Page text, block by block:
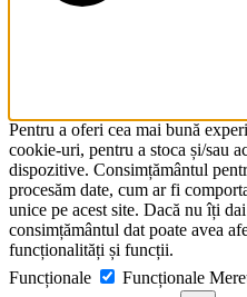
Pentru a oferi cea mai bună
cookie-uri, pentru a stoca și/sau
dispozitive. Consimțământul
procesăm date, cum ar fi
unice pe acest site. Dacă nu îți
consimțământul dat poate avea
funcționalități și funcții.
Funcționale
Funcționale